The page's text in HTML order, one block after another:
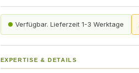
Verfügbar. Lieferzeit 1-3 Werktage
EXPERTISE & DETAILS